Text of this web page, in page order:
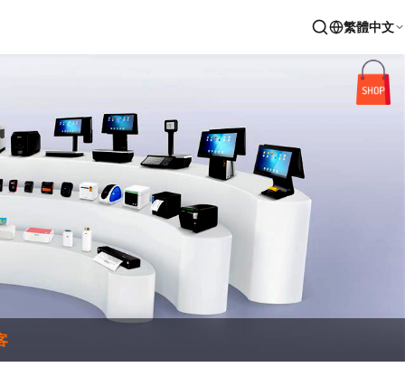
繁體中文